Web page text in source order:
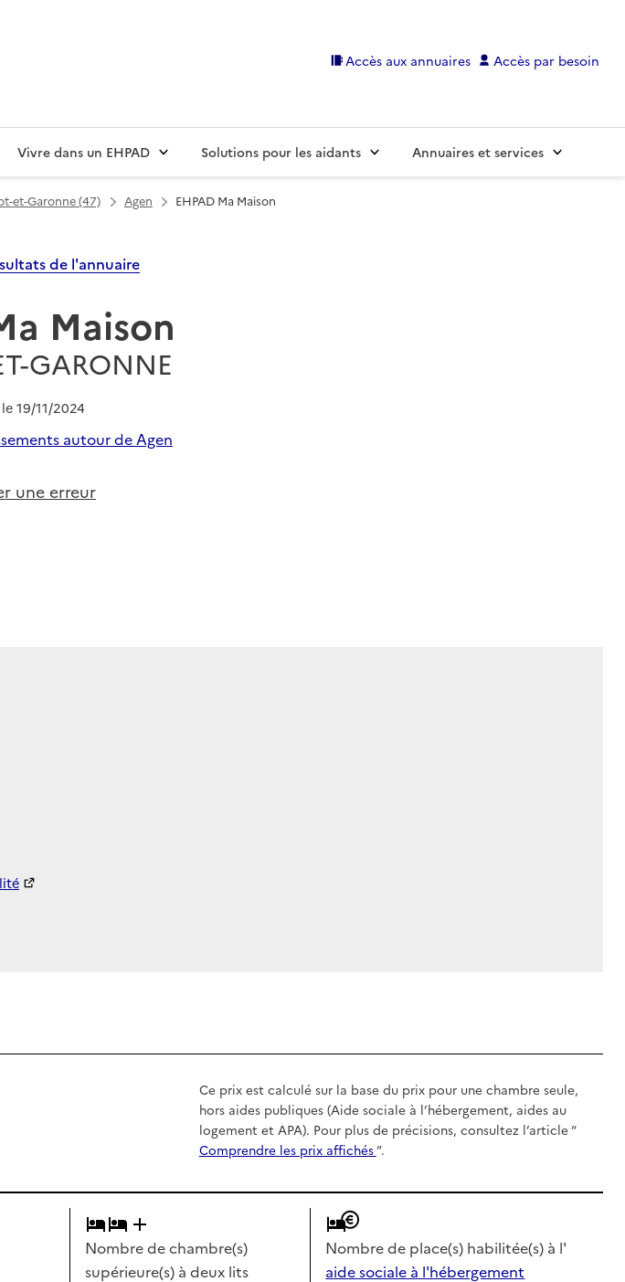
Accès aux annuaires Accès par besoin
Vivre dans un EHPAD Solutions pour les aidants Annuaires et services
et-Garonne (47) Agen EHPAD Ma Maison
de l'annuaire
Maison
GARONNE
19/11/2024
autour de Agen
une erreur
Ce prix est calculé sur la base du prix pour une chambre seule,
hors aides publiques (Aide sociale à l’hébergement, aides au
logement et APA). Pour plus de précisions, consultez l’article “
Comprendre les prix affichés”.
Nombre de chambre(s)
supérieure(s) à deux lits
Nombre de place(s) habilitée(s) à l'
aide sociale à l'hébergement